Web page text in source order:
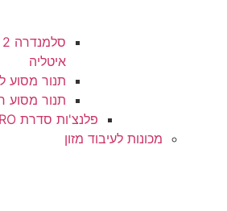
איטליה
תנור מסוע
תנור מסוע
פלנצ'ות סדרת LINE-PRO
מכונות לעיבוד מזון